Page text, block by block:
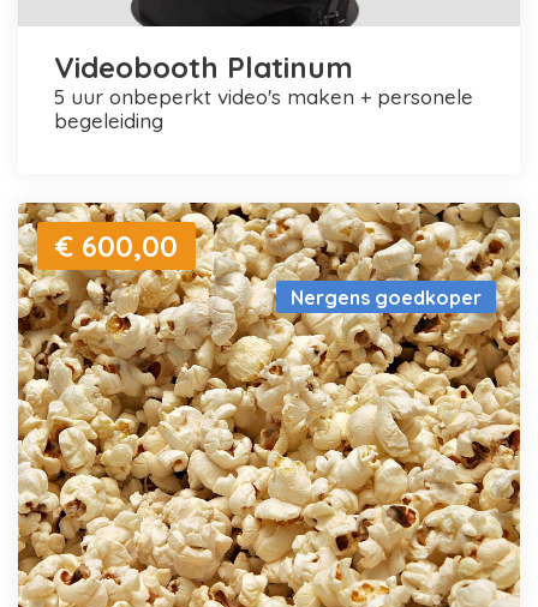
Videobooth Platinum
5 uur onbeperkt video's maken + personele
begeleiding
Nergens goedkoper
€ 600,00